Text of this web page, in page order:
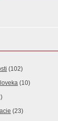
(102)
(10)
(23)